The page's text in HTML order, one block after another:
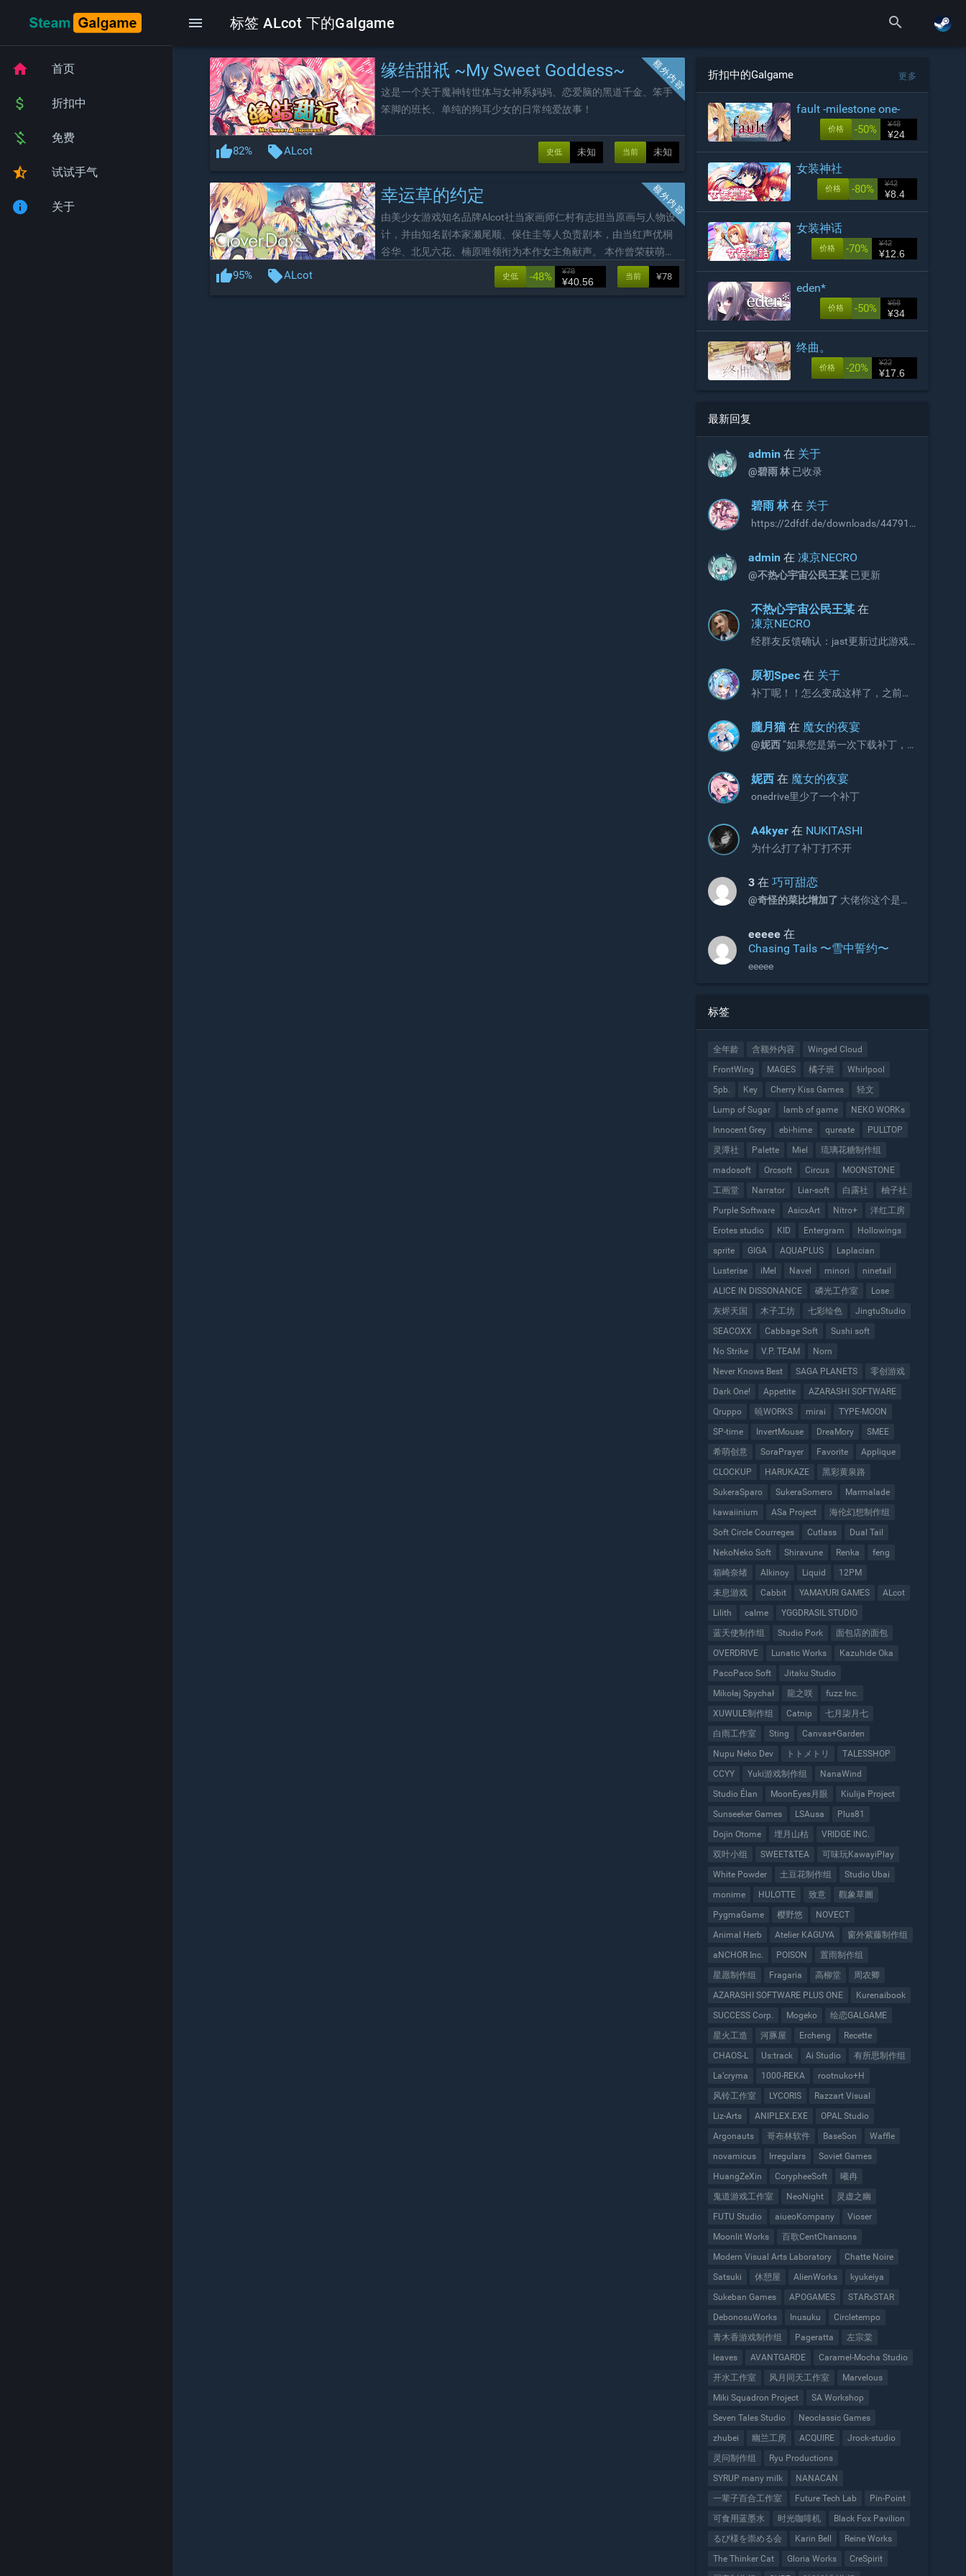
menu 标签 ALcot 下的Galgame search
home 首页
attach_money 折扣中
money_off 免费
star_half 试试手气
info 关于
缘结甜祇 ~My Sweet Goddess~
这是一个关于魔神转世体与女神系妈妈、恋爱脑的黑道千金、笨手
笨脚的班长、单纯的狗耳少女的日常纯爱故事！
thumb_up82% local_offerALcot 未知
当前
未知
史低
幸运草的约定
由美少女游戏知名品牌Alcot社当家画师仁村有志担当原画与人物设
计，并由知名剧本家濑尾顺、保住圭等人负责剧本，由当红声优桐
谷华、北见六花、楠原唯领衔为本作女主角献声。 本作曾荣获萌系
游戏大赏角色设计金奖，并在美少女游戏大赏中也赢取多个奖项。
thumb_up95% local_offerALcot ¥78
当前
-48% ¥78
¥40.56
史低
折扣中的Galgame 更多
fault -milestone one-
-50% ¥48
¥24
价格
女装神社
-80% ¥42
¥8.4
价格
女装神话
-70% ¥42
¥12.6
价格
eden*
-50% ¥68
¥34
价格
终曲。
-20% ¥22
¥17.6
价格
最新回复
admin 在 关于
@碧雨 林 已收录
碧雨 林 在 关于
https://2dfdf.de/downloads/44791
R18补丁，无需积分即可下载，站长
可以考虑收录
admin 在凍京NECRO
@不热心宇宙公民王某 已更新
不热心宇宙公民王某 在
凍京NECRO
经群友反馈确认：jast更新过此游戏
的问题。 V3版本补丁官方链接如下，
请更新官网链接与onedrive文件：
https://jaststore.com/zh...
原初Spec 在 关于
补丁呢！！怎么变成这样了，之前不
朧月猫 在 魔女的夜宴
@妮西“如果您是第一次下载补丁，
额外下载增益更新补丁。”
妮西 在 魔女的夜宴
onedrive里少了一个补丁
A4kyer 在 NUKITASHI
为什么打了补丁打不开
3 在巧可甜恋
@奇怪的菜比增加了
eeeee 在
Chasing Tails 〜雪中誓约〜
eeeee
标签
全年龄 含额外内容
Winged Cloud
FrontWing
MAGES 橘子班
Whirlpool
5pb.
Key Cherry Kiss Games
轻文
Lump of Sugar
lamb of game
NEKO WORKs
Innocent Grey
ebi-hime qureate
PULLTOP
灵潭社
Palette Miel
琉璃花糖制作组
madosoft
Orcsoft Circus
MOONSTONE
工画堂
Narrator Liar-soft 白露社
柚子社
Purple Software
AsicxArt Nitro+
洋红工房
Erotes studio
KID Entergram
Hollowings
sprite
GIGA AQUAPLUS
Laplacian
Lusterise
iMel Navel minori
ninetail
ALICE IN DISSONANCE
磷光工作室
Lose
灰烬天国
木子工坊 七彩绘色
JingtuStudio
SEACOXX
Cabbage Soft
Sushi soft
No Strike
V.P. TEAM
Norn
Never Knows Best
SAGA PLANETS
零创游戏
Dark One!
Appetite
AZARASHI SOFTWARE
Qruppo
暁WORKS mirai
TYPE-MOON
SP-time
InvertMouse DreaMory
SMEE
希萌创意
SoraPrayer Favorite
Applique
CLOCKUP
HARUKAZE
黑彩黄泉路
SukeraSparo
SukeraSomero
Marmalade
kawaiinium
ASa Project
海伦幻想制作组
Soft Circle Courreges
Cutlass
Dual Tail
NekoNeko Soft
Shiravune Renka
feng
箱崎奈绪
Alkinoy Liquid
12PM
未息游戏
Cabbit YAMAYURI GAMES
ALcot
Lilith
calme
YGGDRASIL STUDIO
蓝天使制作组
Studio Pork
面包店的面包
OVERDRIVE
Lunatic Works
Kazuhide Oka
PacoPaco Soft
Jitaku Studio
Mikołaj Spychał
龍之咲
fuzz Inc.
XUWULE制作组
Catnip
七月柒月七
白雨工作室
Sting
Canvas+Garden
Nupu Neko Dev
トトメトリ
TALESSHOP
CCYY
Yuki游戏制作组
NanaWind
Studio Élan
MoonEyes月眼
Kiulija Project
Sunseeker Games
LSAusa
Plus81
Dojin Otome
埋月山枯
VRIDGE INC.
双叶小组
SWEET&TEA
可味玩KawayiPlay
White Powder
土豆花制作组
Studio Ubai
monime
HULOTTE 致意
觀象草圖
PygmaGame
樱野悠
NOVECT
Animal Herb
Atelier KAGUYA
窗外紫藤制作组
aNCHOR Inc.
POISON
置雨制作组
星愿制作组
Fragaria 高柳堂
周农卿
AZARASHI SOFTWARE PLUS ONE
Kurenaibook
SUCCESS Corp.
Mogeko
绘恋GALGAME
星火工造
河豚屋 Ercheng
Recette
CHAOS-L
Us:track Ai Studio
有所思制作组
La’cryma
1000-REKA
rootnuko+H
风铃工作室
LYCORIS
Razzart Visual
Liz-Arts
ANIPLEX.EXE
OPAL Studio
Argonauts
哥布林软件 BaseSon
Waffle
novamicus
Irregulars
Soviet Games
HuangZeXin
CorypheeSoft
曦冉
鬼道游戏工作室
NeoNight
灵虚之幽
FUTU Studio
aiueoKompany
Vioser
Moonlit Works
百歌CentChansons
Modern Visual Arts Laboratory
Chatte Noire
Satsuki
休憩屋 AlienWorks
kyukeiya
Sukeban Games
APOGAMES
STARxSTAR
DebonosuWorks
Inusuku
Circletempo
青木香游戏制作组
Pageratta
左宗棠
leaves
AVANTGARDE
Caramel-Mocha Studio
开水工作室
风月同天工作室
Marvelous
Miki Squadron Project
SA Workshop
Seven Tales Studio
Neoclassic Games
zhubei
幽兰工房 ACQUIRE
Jrock-studio
灵问制作组
Ryu Productions
SYRUP many milk
NANACAN
一辈子百合工作室
Future Tech Lab
Pin-Point
可食用蓝墨水
时光咖啡机
Black Fox Pavilion
るび様を崇める会
Karin Bell
Reine Works
The Thinker Cat
Gloria Works
CreSpirit